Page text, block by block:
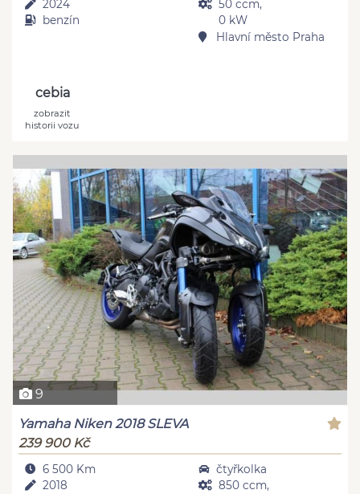
2024
benzín
50 ccm,
0 kW
Hlavní město Praha
cebia
zobrazit
historii vozu
9
Yamaha Niken 2018 SLEVA
239 900 Kč
6 500 Km
2018
čtyřkolka
850 ccm,